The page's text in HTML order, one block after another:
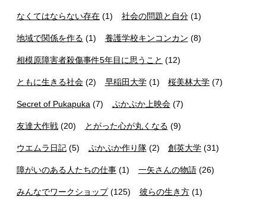
なくてはならない存在 (1) 社会の問題と自分(1)
地域で関係を作る (1) 養護学校キンコンカン (8)
相模原障害者殺傷事件5年目に思うこと (12)
ともに生きる社会 (2) 早稲田大学(1) 桜美林大学 (7)
Secret of Pukapuka (7) ぷかぷか上映会(7)
友達大作戦 (20) とがった心が丸くなる (9)
ウエムラ日記 (5) ぷかぷか作り隊(2) 創英大学 (31)
障がいのある人たちの仕事 (1) 一矢さんの物語(26)
みんなでワークショップ(125) 彼らの生き方(1)